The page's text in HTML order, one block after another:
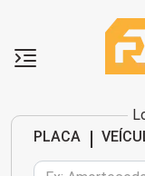
PLACA
|